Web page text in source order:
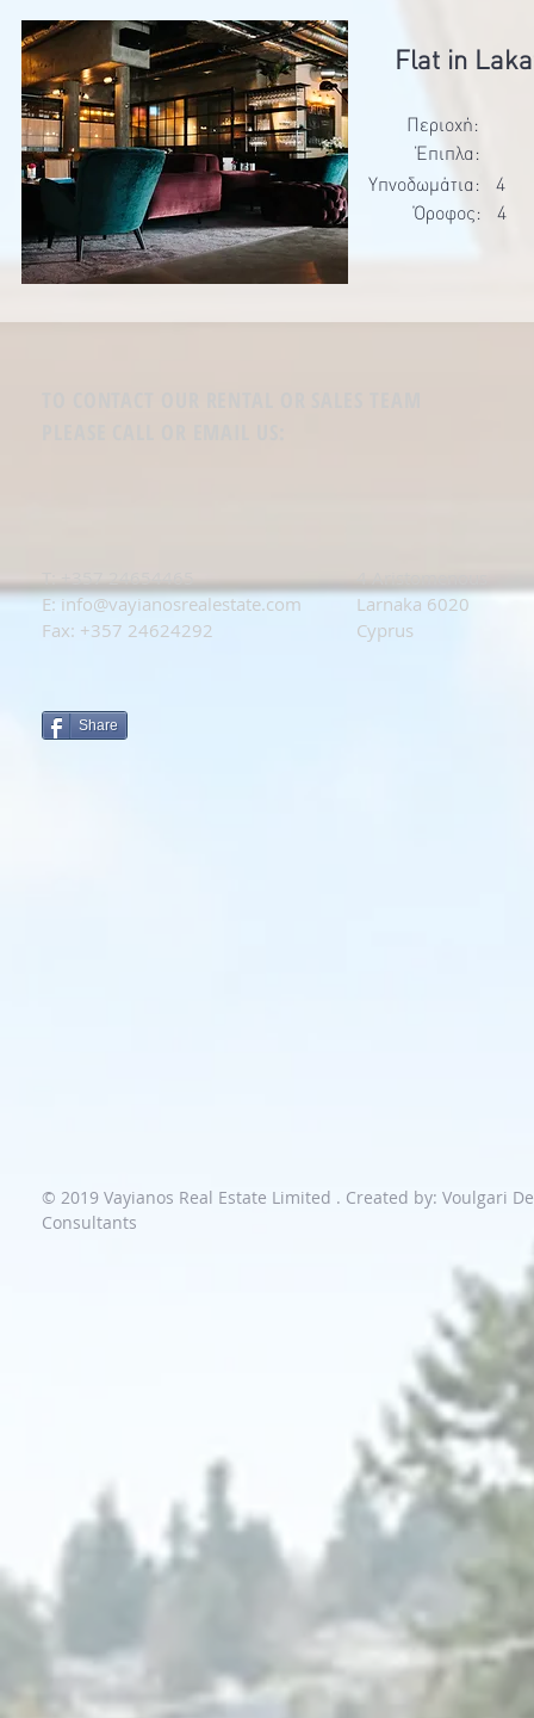
Flat in
Περιοχή:
Έπιπλα:
Υπνοδωμάτια:
Όροφος:
4
4
E: info@vayianosrealestate.com
Fax: +357 24624292
Larnaka 6020
Cyprus
Share
© 2019 Vayianos Real Estate Limited . Created by: Voulgari
Consultants